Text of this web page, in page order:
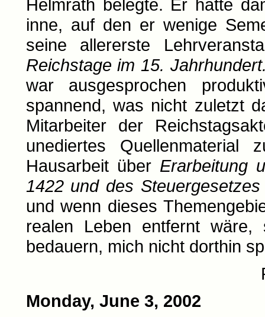
Helmrath belegte. Er hatte
inne, auf den er wenige
seine allererste
Reichstage im 15.
war ausgesprochen
spannend, was nicht zuletzt
Mitarbeiter der
unediertes Quellenmaterial
Hausarbeit über Erarbeitung
1422 und des
und wenn dieses
realen Leben entfernt
bedauern, mich nicht dorthin
Monday, June 3, 2002